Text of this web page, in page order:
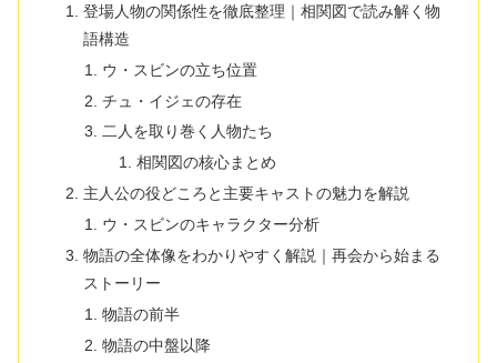
登場人物の関係性を徹底整理｜相関図で読み解く物
語構造
ウ・スビンの立ち位置
チュ・イジェの存在
二人を取り巻く人物たち
相関図の核心まとめ
主人公の役どころと主要キャストの魅力を解説
ウ・スビンのキャラクター分析
物語の全体像をわかりやすく解説｜再会から始まる
ストーリー
物語の前半
物語の中盤以降